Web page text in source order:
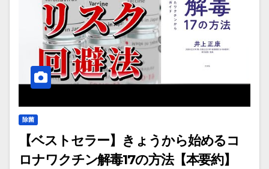
除菌
【ベストセラー】きょうから始めるコ
ロナワクチン解毒17の方法【本要約】